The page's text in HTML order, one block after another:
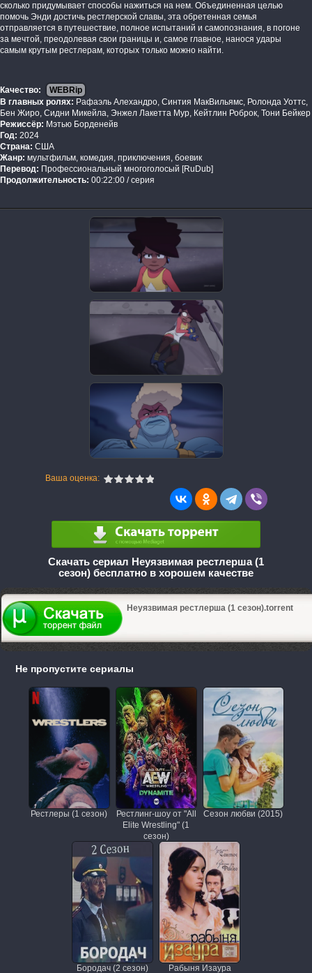
сколько придумывает способы нажиться на нем. Объединенная целью
помочь Энди достичь рестлерской славы, эта обретенная семья
отправляется в путешествие, полное испытаний и самопознания, в погоне
за мечтой, преодолевая свои границы и, самое главное, нанося удары
самым крутым рестлерам, которых только можно найти.
Качество:
WEBRip
В главных ролях: Рафаэль Алехандро, Синтия МакВильямс, Ролонда Уоттс,
Бен Жиро, Сидни Микейла, Энжел Лакетта Мур, Кейтлин Роброк, Тони Бейкер
Режиссёр: Мэтью Борденейв
Год: 2024
Страна: США
Жанр: мультфильм, комедия, приключения, боевик
Перевод: Профессиональный многоголосый [RuDub]
Продолжительность: 00:22:00 / серия
Ваша оценка:
Скачать сериал Неуязвимая рестлерша (1
сезон) бесплатно в хорошем качестве
Неуязвимая рестлерша (1 сезон).torrent
Не пропустите сериалы
Рестлеры (1 сезон)
Рестлинг-шоу от "All
Elite Wrestling" (1
сезон)
Сезон любви (2015)
Бородач (2 сезон) Рабыня Изаура